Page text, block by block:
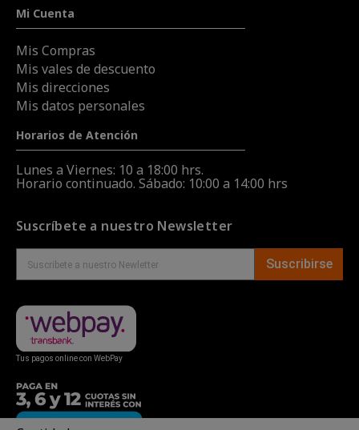
Mi Cuenta
Mis Compras
Mis vales de descuento
Mis direcciones
Mis datos personales
Horarios de Atención
Lunes a Viernes: 10 a 18:00 hrs.
Horario continuado. Sábado: 10:00 a 14:00 hrs
Suscríbete a nuestro Newsletter
Suscribirse
Tus pagos online con WebPay